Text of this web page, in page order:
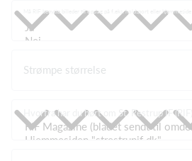
Må RIF benytte billeder til opslag på f.eks. holdsport eller hjemmeside
Strømpe størrelse
Hvorfra har du hørt om St. Restrup IF (RIF)?